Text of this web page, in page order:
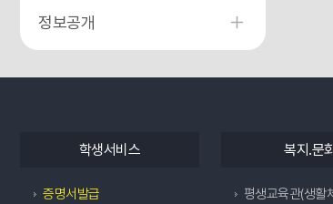
정보공개
학생서비스
증명서발급
복지.문
평생교육관(생활